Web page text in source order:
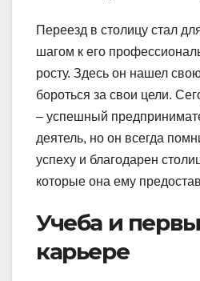
Переезд в столицу стал
шагом к его
росту. Здесь он нашел
бороться за свои цели.
– успешный
деятель, но он всегда
успеху и благодарен
которые она ему
Учеба и
карьере